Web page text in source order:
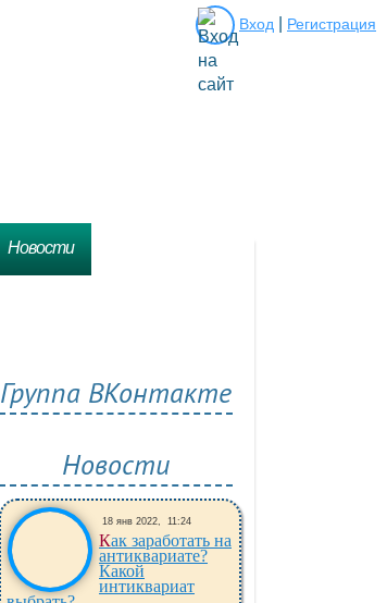
Новости
Вход Регистрация
Группа ВКонтакте
Новости
18 янв 2022, 11:24
Как заработать на
антиквариате?
Какой
интиквариат